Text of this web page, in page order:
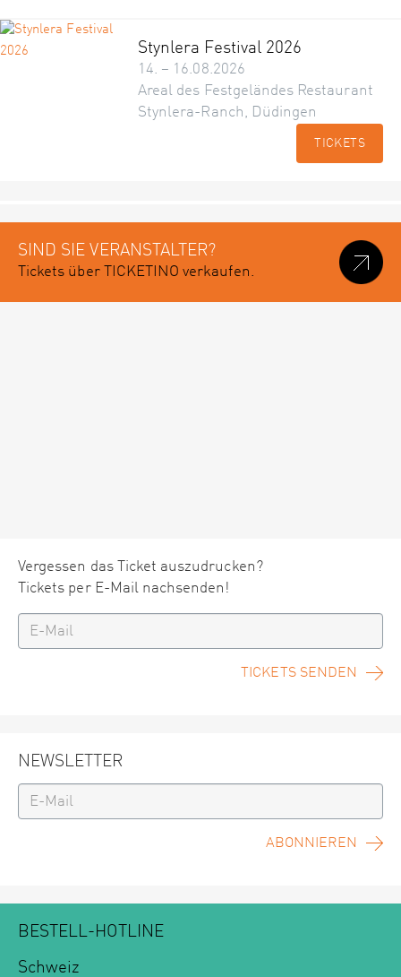
Stynlera Festival 2026
14. – 16.08.2026
Areal des Festgeländes Restaurant
Stynlera-Ranch, Düdingen
TICKETS
SIND SIE VERANSTALTER?
Tickets über TICKETINO verkaufen.
Vergessen das Ticket auszudrucken?
Tickets per E-Mail nachsenden!
TICKETS SENDEN
NEWSLETTER
ABONNIEREN
BESTELL-HOTLINE
Schweiz